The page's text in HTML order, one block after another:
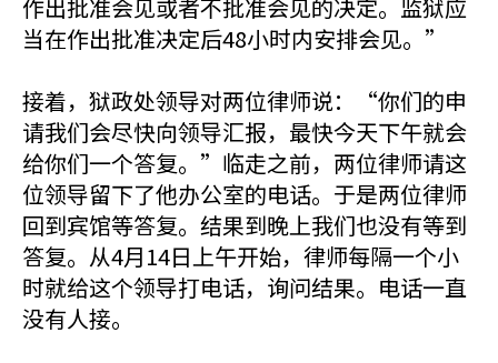
作出批准会见或者不批准会见的决定。监狱应
当在作出批准决定后48小时内安排会见。”
接着，狱政处领导对两位律师说：“你们的申
请我们会尽快向领导汇报，最快今天下午就会
给你们一个答复。”临走之前，两位律师请这
位领导留下了他办公室的电话。于是两位律师
回到宾馆等答复。结果到晚上我们也没有等到
答复。从4月14日上午开始，律师每隔一个小
时就给这个领导打电话，询问结果。电话一直
没有人接。